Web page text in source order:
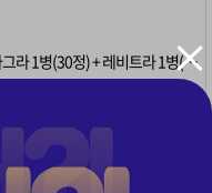
비아그라 1병(30정) + 레비트라 1병(30정)
54% 322,000
149,000원